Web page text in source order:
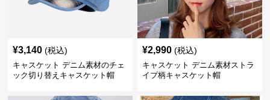
¥3,140 (税込)
キャスケット デニム素材のチェ
ック切り替えキャスケット帽
¥2,990 (税込)
キャスケット デニム素材ストラ
イプ柄キャスケット帽